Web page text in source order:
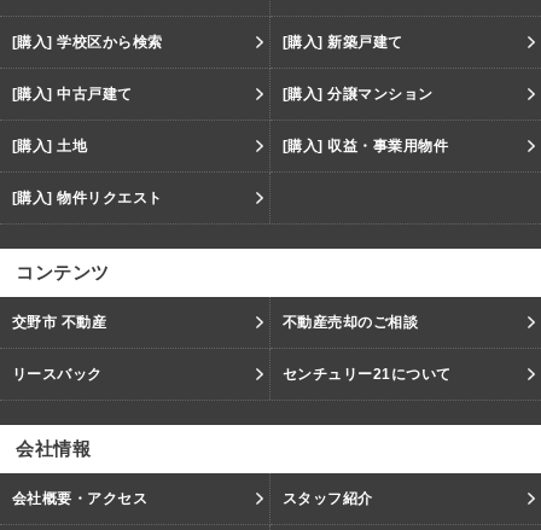
[購入] 学校区から検索 [購入] 新築戸建て
[購入] 中古戸建て [購入] 分譲マンション
[購入] 土地 [購入] 収益・事業用物件
[購入] 物件リクエスト
コンテンツ
交野市 不動産 不動産売却のご相談
リースバック センチュリー21について
会社情報
会社概要・アクセス スタッフ紹介